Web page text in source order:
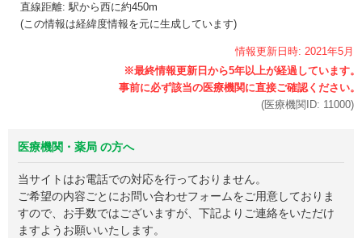
直線距離: 駅から西に約450m
(この情報は経緯度情報を元に生成しています)
情報更新日時: 2021年5月
(医療機関ID: 11000)
医療機関・薬局 の方へ
当サイトはお電話での対応を行っておりません。
ご希望の内容ごとにお問い合わせフォームをご用意しておりま
すので、お手数ではございますが、下記よりご連絡をいただけ
ますようお願いいたします。